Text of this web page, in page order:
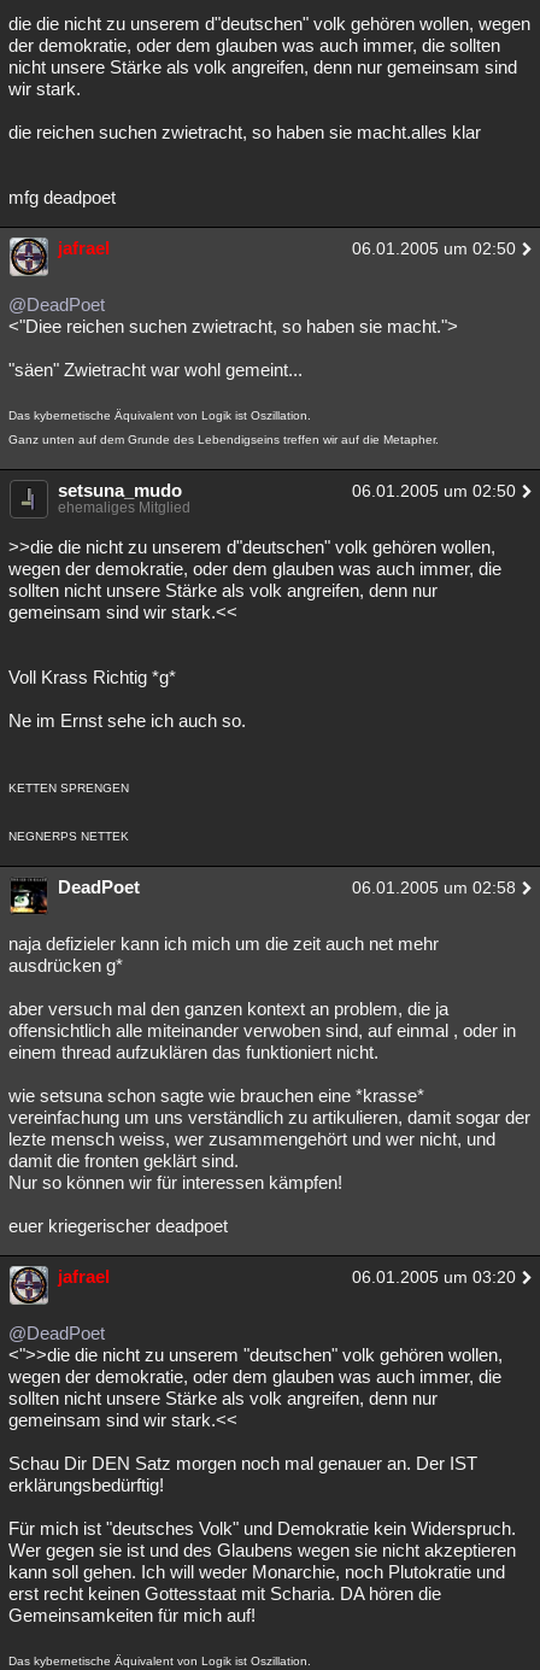
die die nicht zu unserem d"deutschen" volk gehören wollen, wegen
der demokratie, oder dem glauben was auch immer, die sollten
nicht unsere Stärke als volk angreifen, denn nur gemeinsam sind
wir stark.
die reichen suchen zwietracht, so haben sie macht.alles klar
mfg deadpoet
jafrael 06.01.2005 um 02:50
@DeadPoet
<"Diee reichen suchen zwietracht, so haben sie macht.">
"säen" Zwietracht war wohl gemeint...
Das kybernetische Äquivalent von Logik ist Oszillation.
Ganz unten auf dem Grunde des Lebendigseins treffen wir auf die Metapher.
setsuna_mudo 06.01.2005 um 02:50
ehemaliges Mitglied
>>die die nicht zu unserem d"deutschen" volk gehören wollen,
wegen der demokratie, oder dem glauben was auch immer, die
sollten nicht unsere Stärke als volk angreifen, denn nur
gemeinsam sind wir stark.<<
Voll Krass Richtig *g*
Ne im Ernst sehe ich auch so.
KETTEN SPRENGEN
NEGNERPS NETTEK
DeadPoet 06.01.2005 um 02:58
naja defizieler kann ich mich um die zeit auch net mehr
ausdrücken g*
aber versuch mal den ganzen kontext an problem, die ja
offensichtlich alle miteinander verwoben sind, auf einmal , oder in
einem thread aufzuklären das funktioniert nicht.
wie setsuna schon sagte wie brauchen eine *krasse*
vereinfachung um uns verständlich zu artikulieren, damit sogar der
lezte mensch weiss, wer zusammengehört und wer nicht, und
damit die fronten geklärt sind.
Nur so können wir für interessen kämpfen!
euer kriegerischer deadpoet
jafrael 06.01.2005 um 03:20
@DeadPoet
<">>die die nicht zu unserem "deutschen" volk gehören wollen,
wegen der demokratie, oder dem glauben was auch immer, die
sollten nicht unsere Stärke als volk angreifen, denn nur
gemeinsam sind wir stark.<<
Schau Dir DEN Satz morgen noch mal genauer an. Der IST
erklärungsbedürftig!
Für mich ist "deutsches Volk" und Demokratie kein Widerspruch.
Wer gegen sie ist und des Glaubens wegen sie nicht akzeptieren
kann soll gehen. Ich will weder Monarchie, noch Plutokratie und
erst recht keinen Gottesstaat mit Scharia. DA hören die
Gemeinsamkeiten für mich auf!
Das kybernetische Äquivalent von Logik ist Oszillation.